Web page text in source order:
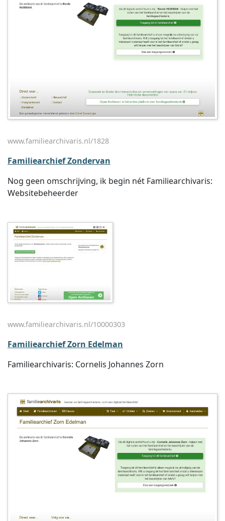
www.familiearchivaris.nl/1828
Familiearchief Zondervan
Nog geen omschrijving, ik begin nét Familiearchivaris:
Websitebeheerder
www.familiearchivaris.nl/10000303
Familiearchief Zorn Edelman
Familiearchivaris: Cornelis Johannes Zorn